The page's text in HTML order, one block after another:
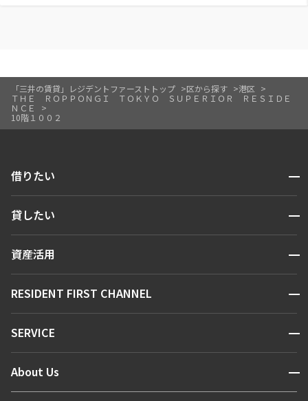
「三井の賃貸」レジデントファーストトップ 区から探す
港区
ＴＨＥ ＲＯＰＰＯＮＧＩ ＴＯＫＹＯ ＳＵＰＥＲＩＯＲ ＲＥＳＩＤＥ
ＮＣＥ
10階１００２
借りたい 開閉
人気エリアから探す
新着情報から探す
新着募集情報
貸したい 開閉
お問い合わせ
資産活用 開閉
お問い合わせ
RESIDENT FIRST CHANNEL 開閉
マンションレポート
住まいのコラム
SERVICE 開閉
会員ページ
About Us 開閉